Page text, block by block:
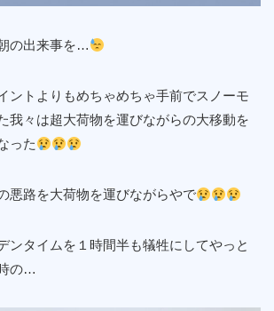
の出来事を…
ントよりもめちゃめちゃ手前でスノーモ
我々は超大荷物を運びながらの大移動を
った
悪路を大荷物を運びながらやで
ンタイムを１時間半も犠牲にしてやっと
の…